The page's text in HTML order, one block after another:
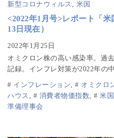
新型コロナウィルス , 米国
<2022年1月号>レポート「
13日現在）
オミクロン株の高い感染率。過
記録。インフレ対策が2022年の
# インフレーション, # オミクロ
ハウス , # 消費者物価指数, # 米
準備理事会